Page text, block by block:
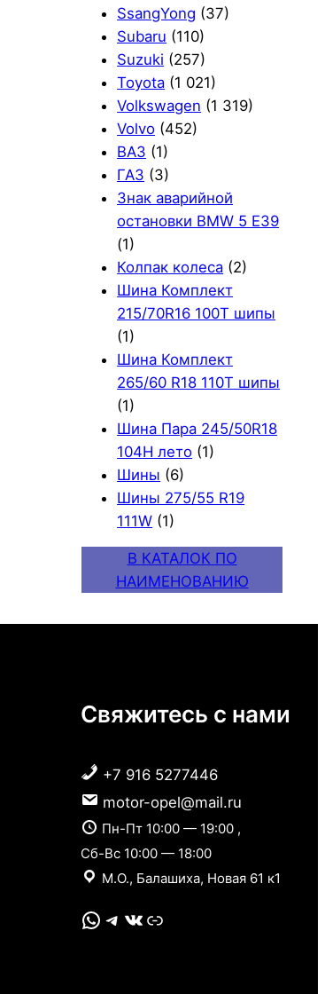
SsangYong (37)
Subaru (110)
Suzuki (257)
Toyota (1 021)
Volkswagen (1 319)
Volvo (452)
ВАЗ (1)
ГАЗ (3)
Знак аварийной
остановки BMW 5 E39
(1)
Колпак колеса (2)
Шина Комплект
215/70R16 100T шипы
(1)
Шина Комплект
265/60 R18 110T шипы
(1)
Шина Пара 245/50R18
104H лето (1)
Шины (6)
Шины 275/55 R19
111W (1)
В КАТАЛОК ПО
НАИМЕНОВАНИЮ
Свяжитесь с нами
+7 916 5277446
motor-opel@mail.ru
Пн-Пт 10:00 — 19:00 ,
Сб-Вс 10:00 — 18:00
М.О., Балашиха, Новая 61 к1
WhatsApp Telegram VK Link